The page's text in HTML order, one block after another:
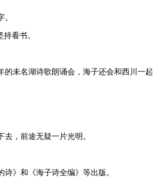
看书。
未名湖诗歌朗诵会，海子还会和西川一起
，前途无疑一片光明。
》和《海子诗全编》等出版。